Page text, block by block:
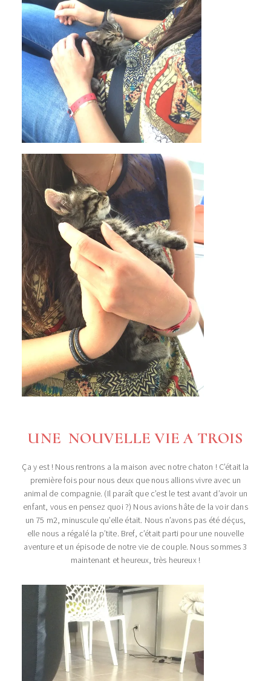
UNE NOUVELLE VIE A TROIS
Ça y est ! Nous rentrons a la maison avec notre chaton ! C’était la
première fois pour nous deux que nous allions vivre avec un
animal de compagnie. (Il paraît que c’est le test avant d’avoir un
enfant, vous en pensez quoi ?) Nous avions hâte de la voir dans
un 75 m2, minuscule qu’elle était. Nous n’avons pas été déçus,
elle nous a régalé la p’tite. Bref, c’était parti pour une nouvelle
aventure et un épisode de notre vie de couple. Nous sommes 3
maintenant et heureux, très heureux !